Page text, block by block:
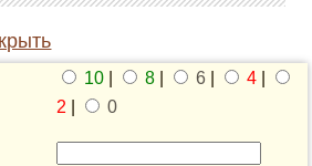
10 8 6 4
2
0